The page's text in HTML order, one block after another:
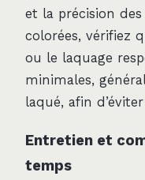
et la précision
colorées, vérifiez
ou le laquage
minimales,
laqué, afin
Entretien et
temps